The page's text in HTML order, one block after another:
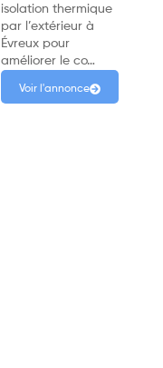
isolation thermique
par l’extérieur à
Évreux pour
améliorer le co…
Voir l'annonce